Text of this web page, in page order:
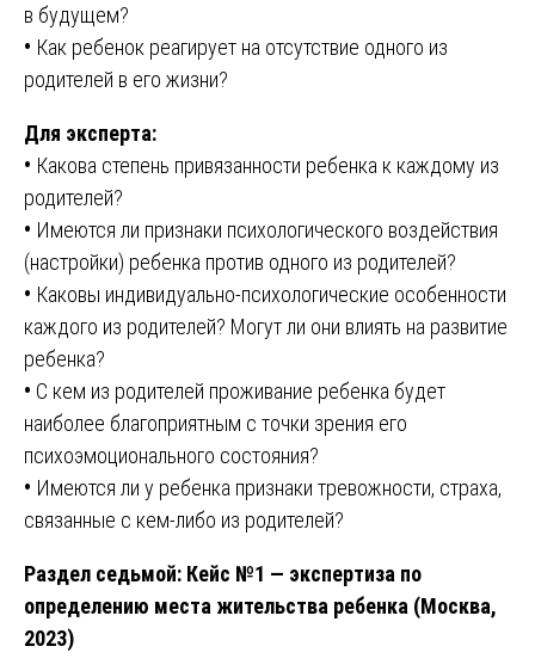
в будущем?
• Как ребенок реагирует на отсутствие одного из
родителей в его жизни?
Для эксперта:
• Какова степень привязанности ребенка к каждому из
родителей?
• Имеются ли признаки психологического воздействия
(настройки) ребенка против одного из родителей?
• Каковы индивидуально-психологические особенности
каждого из родителей? Могут ли они влиять на развитие
ребенка?
• С кем из родителей проживание ребенка будет
наиболее благоприятным с точки зрения его
психоэмоционального состояния?
• Имеются ли у ребенка признаки тревожности, страха,
связанные с кем-либо из родителей?
Раздел седьмой: Кейс №1 — экспертиза по
определению места жительства ребенка (Москва,
2023)